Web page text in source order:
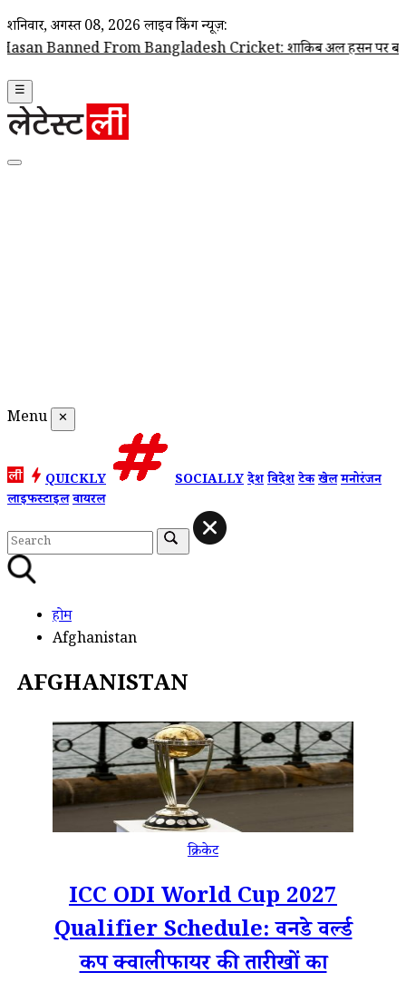
शनिवार, अगस्त 08, 2026 लाइव ब्रेकिंग न्यूज़:
From Bangladesh Cricket: शाकिब अल हसन पर बांग्लादेश क्रिकेट
☰
Menu ✕
QUICKLY SOCIALLYदेशविदेशटेकखेलमनोरंजन
लाइफस्टाइलवायरल
होम
Afghanistan
AFGHANISTAN
क्रिकेट
ICC ODI World Cup 2027
Qualifier Schedule: वनडे वर्ल्ड
कप क्वालीफायर की तारीखों का